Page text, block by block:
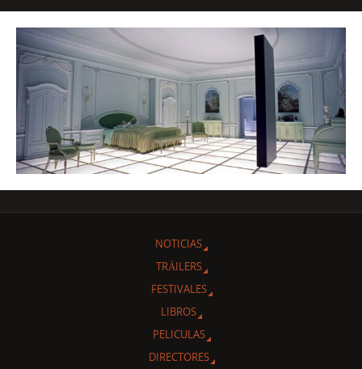
NOTICIAS
TRÁILERS
FESTIVALES
LIBROS
PELICULAS
DIRECTORES